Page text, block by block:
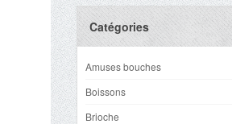
Catégories
Amuses bouches
Boissons
Brioche